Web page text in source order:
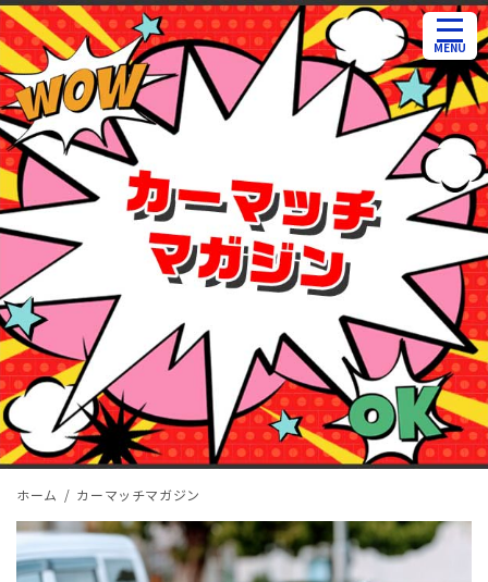
ホーム カーマッチマガジン